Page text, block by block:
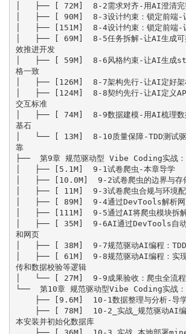
│   ├── [ 72M]  8-2需求对齐-用AI澄清完
│   ├── [ 90M]  8-3设计约束：锁定前端-
│   ├── [151M]  8-4设计约束：锁定前端-
│   ├── [ 69M]  8-5任务拆解-让AI生成
效推进开发
│   ├── [ 59M]  8-6风格约束-让AI生成
格一致
│   ├── [126M]  8-7架构先行-让AI定好架
│   ├── [124M]  8-8契约先行-让AI定义
交互标准
│   ├── [ 74M]  8-9数据建模-用AI梳理数
基石
│   └── [ 13M]  8-10质量保障-TDD测试驱
靠
├──  第9章 规范驱动型 Vibe Coding实战：
│   ├── [5.1M]  9-1试卷爬虫-本章导学
│   ├── [10.0M]  9-2试卷爬虫的边界与存
│   ├── [ 11M]  9-3试卷爬虫合规与环境
│   ├── [ 89M]  9-4通过DevTools解析网页
│   ├── [111M]  9-5通过AI将爬虫模块拆解
│   ├── [ 35M]  9-6AI通过DevTools自
和网页
│   ├── [ 38M]  9-7规范驱动AI编程：TDD
│   ├── [ 61M]  9-8规范驱动AI编程：实现
传和数据校验等逻辑
│   └── [ 27M]  9-9成果验收：爬虫全流程
└──  第10章 规范驱动型Vibe Coding实战：
本安装并初始化数据库